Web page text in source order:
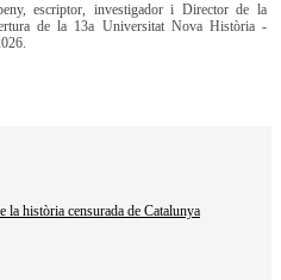
escriptor, investigador i Director de la
de la 13a Universitat Nova Història -
la història censurada de Catalunya